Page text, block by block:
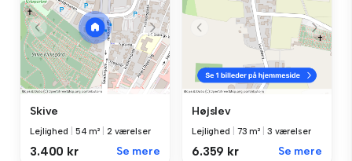
Skive
Lejlighed 54 m² 2 værelser
3.400 kr Se mere
Højslev
Lejlighed 73 m² 3 værelser
6.359 kr Se mere